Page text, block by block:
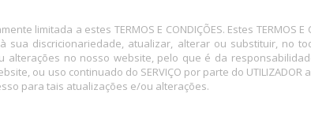
limitada a estes TERMOS E CONDIÇÕES. Estes TERMOS E
sua discricionariedade, atualizar, alterar ou substituir, no
no nosso website, pelo que é da
ou uso continuado do SERVIÇO por parte do
para tais atualizações e/ou alterações.